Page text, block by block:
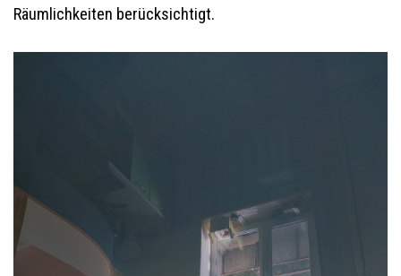
Räumlichkeiten berücksichtigt.